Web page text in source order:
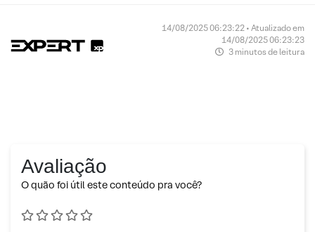
14/08/2025 06:23:22 • Atualizado em
14/08/2025 06:23:23
3 minutos de leitura
Avaliação
O quão foi útil este conteúdo pra você?